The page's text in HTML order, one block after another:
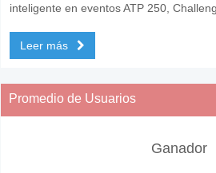
inteligente en eventos ATP 250,
Leer más
Promedio de Usuarios
Ganador